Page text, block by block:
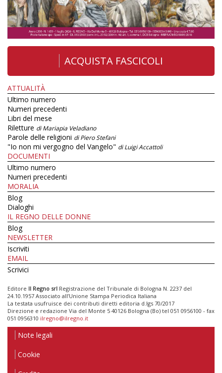
ACQUISTA FASCICOLI
ATTUALITÀ
Ultimo numero
Numeri precedenti
Libri del mese
Riletture di Mariapia Veladiano
Parole delle religioni di Piero Stefani
"Io non mi vergogno del Vangelo" di Luigi Accattoli
DOCUMENTI
Ultimo numero
Numeri precedenti
MORALIA
Blog
Dialoghi
IL REGNO DELLE DONNE
Blog
NEWSLETTER
Iscriviti
EMAIL
Scrivici
Editore Il Regno srl Registrazione del Tribunale di Bologna N. 2237 del
24.10.1957 Associato all’Unione Stampa Periodica Italiana
La testata usufruisce dei contributi diretti editoria d.lgs 70/2017
Direzione e redazione Via del Monte 5 40126 Bologna (Bo) tel 051 0956100 - fax
051 0956310 ilregno@ilregno.it
Note legali
Cookie